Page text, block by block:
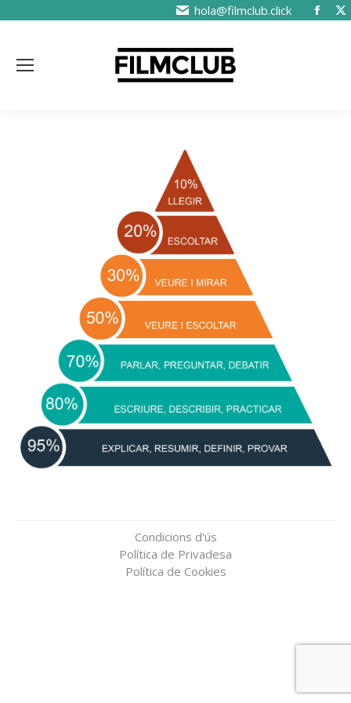
hola@filmclub.click
Condicions d'ús
Política de Privadesa
Política de Cookies